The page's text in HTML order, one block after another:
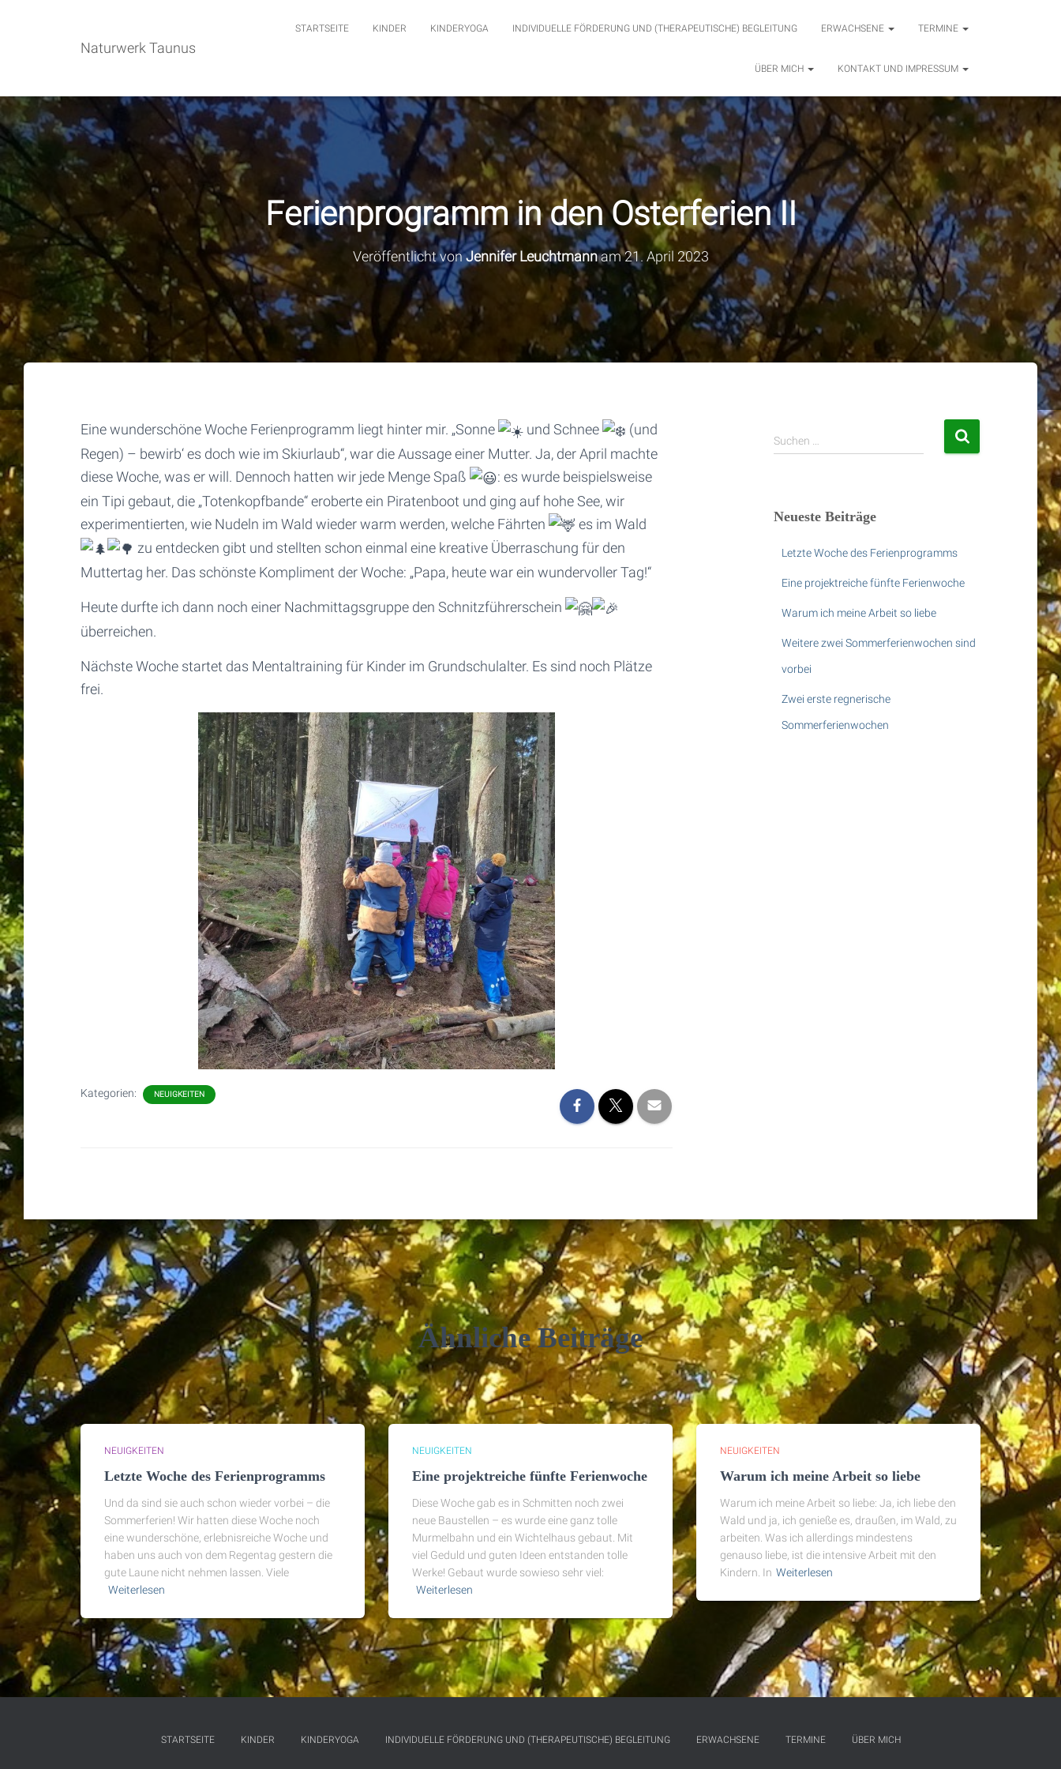
Naturwerk Taunus
STARTSEITE KINDER KINDERYOGA INDIVIDUELLE FÖRDERUNG UND (THERAPEUTISCHE) BEGLEITUNG ERWACHSENE TERMINE
ÜBER MICH KONTAKT UND IMPRESSUM
Ferienprogramm in den Osterferien II
Veröffentlicht vonJennifer Leuchtmannam21. April 2023
Eine wunderschöne Woche Ferienprogramm liegt hinter mir. „Sonne und Schnee
(und
Regen) – bewirb‘ es doch wie im Skiurlaub“, war die Aussage einer Mutter. Ja, der April machte
diese Woche, was er will. Dennoch hatten wir jede Menge Spaß
: es wurde beispielsweise
ein Tipi gebaut, die „Totenkopfbande“ eroberte ein Piratenboot und ging auf hohe See, wir
experimentierten, wie Nudeln im Wald wieder warm werden, welche Fährten
es im Wald
zu entdecken gibt und stellten schon einmal eine kreative Überraschung für den
Muttertag her. Das schönste Kompliment der Woche: „Papa, heute war ein wundervoller Tag!“
Heute durfte ich dann noch einer Nachmittagsgruppe den Schnitzführerschein
überreichen.
Nächste Woche startet das Mentaltraining für Kinder im Grundschulalter. Es sind noch Plätze
frei.
Kategorien: NEUIGKEITEN
S
u
n
Suchen …
Neueste Beiträge
Letzte Woche des Ferienprogramms
Eine projektreiche fünfte Ferienwoche
Warum ich meine Arbeit so liebe
Weitere zwei Sommerferienwochen sind
vorbei
Zwei erste regnerische
Sommerferienwochen
Ähnliche Beiträge
NEUIGKEITEN
Letzte Woche des Ferienprogramms
Und da sind sie auch schon wieder vorbei – die
Sommerferien! Wir hatten diese Woche noch
eine wunderschöne, erlebnisreiche Woche und
haben uns auch von dem Regentag gestern die
gute Laune nicht nehmen lassen. Viele
Weiterlesen
NEUIGKEITEN
Eine projektreiche fünfte Ferienwoche
Diese Woche gab es in Schmitten noch zwei
neue Baustellen – es wurde eine ganz tolle
Murmelbahn und ein Wichtelhaus gebaut. Mit
viel Geduld und guten Ideen entstanden tolle
Werke! Gebaut wurde sowieso sehr viel:
Weiterlesen
NEUIGKEITEN
Warum ich meine Arbeit so liebe
Warum ich meine Arbeit so liebe: Ja, ich liebe den
Wald und ja, ich genieße es, draußen, im Wald, zu
arbeiten. Was ich allerdings mindestens
genauso liebe, ist die intensive Arbeit mit den
Kindern. In Weiterlesen
STARTSEITE KINDER KINDERYOGA INDIVIDUELLE FÖRDERUNG UND (THERAPEUTISCHE) BEGLEITUNG ERWACHSENE TERMINE ÜBER MICH